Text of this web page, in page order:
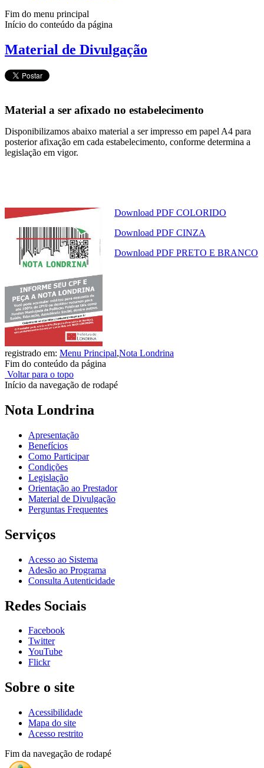
Fim do menu principal
Início do conteúdo da página
Material de Divulgação
Material a ser afixado no estabelecimento
Disponibilizamos abaixo material a ser impresso em papel A4 para
posterior afixação em cada estabelecimento, conforme determina a
legislação em vigor.
Download PDF COLORIDO
Download PDF CINZA
Download PDF PRETO E BRANCO
registrado em: Menu Principal,Nota Londrina
Fim do conteúdo da página
Voltar para o topo
Início da navegação de rodapé
Nota Londrina
Apresentação
Benefícios
Como Participar
Condições
Legislação
Orientação ao Prestador
Material de Divulgação
Perguntas Frequentes
Serviços
Acesso ao Sistema
Adesão ao Programa
Consulta Autenticidade
Redes Sociais
Facebook
Twitter
YouTube
Flickr
Sobre o site
Acessibilidade
Mapa do site
Acesso restrito
Fim da navegação de rodapé